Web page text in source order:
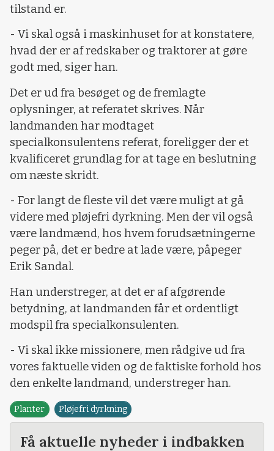
tilstand er.
- Vi skal også i maskinhuset for at konstatere,
hvad der er af redskaber og traktorer at gøre
godt med, siger han.
Det er ud fra besøget og de fremlagte
oplysninger, at referatet skrives. Når
landmanden har modtaget
specialkonsulentens referat, foreligger der et
kvalificeret grundlag for at tage en beslutning
om næste skridt.
- For langt de fleste vil det være muligt at gå
videre med pløjefri dyrkning. Men der vil også
være landmænd, hos hvem forudsætningerne
peger på, det er bedre at lade være, påpeger
Erik Sandal.
Han understreger, at det er af afgørende
betydning, at landmanden får et ordentligt
modspil fra specialkonsulenten.
- Vi skal ikke missionere, men rådgive ud fra
vores faktuelle viden og de faktiske forhold hos
den enkelte landmand, understreger han.
Planter Pløjefri dyrkning
Få aktuelle nyheder i indbakken